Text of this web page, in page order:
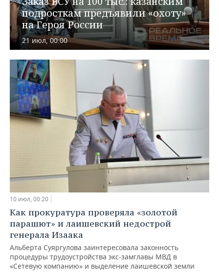
ХОККЕЙ С МЯЧОМ
ПРОИСШЕСТВИЯ
подросткам предъявили «охоту»
на Героя России
21 июл, 00:00
10 июл, 00:20
Как прокуратура проверяла «золотой
парашют» и лаишевский недострой
генерала Изаака
Альберта Суяргулова заинтересовала законность
процедуры трудоустройства экс-замглавы МВД в
«Сетевую компанию» и выделение лаишевской земли